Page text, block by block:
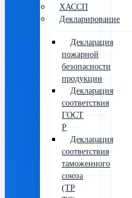
ХАССП
Декларирование
Декларация
пожарной
безопасности
продукции
Декларация
соответствия
ГОСТ
Р
Декларация
соответствия
таможенного
союза
(ТР